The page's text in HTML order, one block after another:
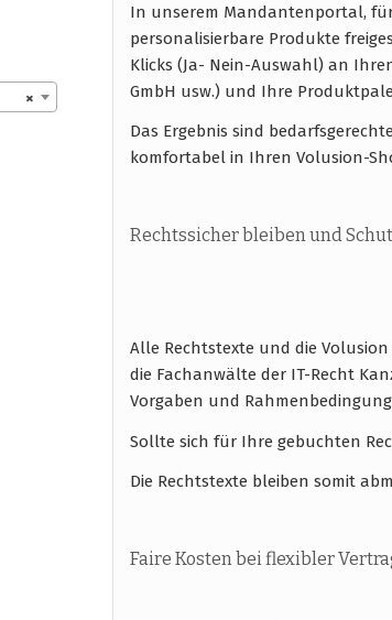
×
In unserem Mandantenportal,
personalisierbare Produkte
Klicks (Ja- Nein-Auswahl) an
GmbH usw.) und Ihre
Das Ergebnis sind
komfortabel in Ihren Volusion-
Rechtssicher bleiben und
Alle Rechtstexte und die
die Fachanwälte der IT-Recht
Vorgaben und
Sollte sich für Ihre gebuchten
Die Rechtstexte bleiben somit
Faire Kosten bei flexibler